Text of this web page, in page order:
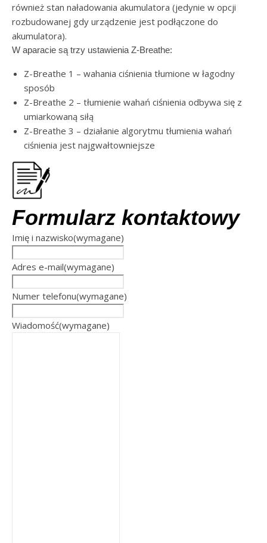
również stan naładowania akumulatora (jedynie w opcji
rozbudowanej gdy urządzenie jest podłączone do
akumulatora).
W aparacie są trzy ustawienia Z-Breathe:
Z-Breathe 1 – wahania ciśnienia tłumione w łagodny
sposób
Z-Breathe 2 – tłumienie wahań ciśnienia odbywa się z
umiarkowaną siłą
Z-Breathe 3 – działanie algorytmu tłumienia wahań
ciśnienia jest najgwałtowniejsze
Formularz kontaktowy
Imię i nazwisko(wymagane)
Adres e-mail(wymagane)
Numer telefonu(wymagane)
Wiadomość(wymagane)